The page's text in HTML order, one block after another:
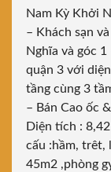
Nam Kỳ Khởi
– Khách sạn
Nghĩa và góc
quận 3 với
tầng cùng 3
– Bán Cao ốc
Diện tích :
cấu :hầm, trêt,
45m2 ,phòng